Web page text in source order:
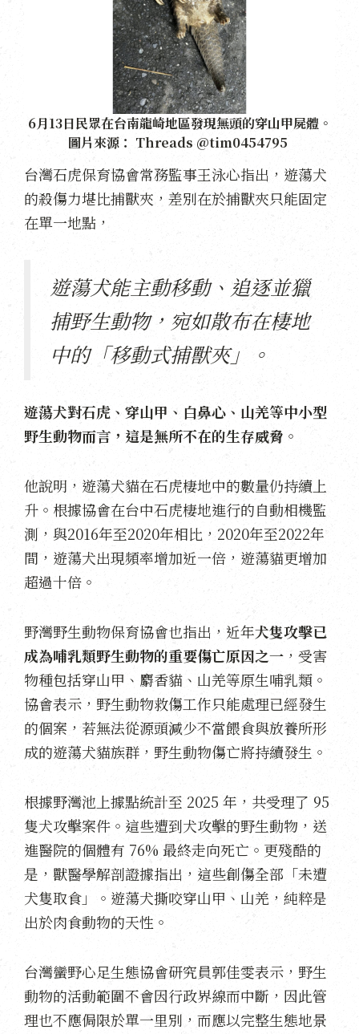
6月13日民眾在台南龍崎地區發現無頭的穿山甲屍體。
圖片來源： Threads @tim0454795
台灣石虎保育協會常務監事王泳心指出，遊蕩犬
的殺傷力堪比捕獸夾，差別在於捕獸夾只能固定
在單一地點，
遊蕩犬能主動移動、追逐並獵
捕野生動物，宛如散布在棲地
中的「移動式捕獸夾」。
遊蕩犬對石虎、穿山甲、白鼻心、山羌等中小型
野生動物而言，這是無所不在的生存威脅 。
他說明，遊蕩犬貓在石虎棲地中的數量仍持續上
升。根據協會在台中石虎棲地進行的自動相機監
測，與2016年至2020年相比，2020年至2022年
間，遊蕩犬出現頻率增加近一倍，遊蕩貓更增加
超過十倍。
野灣野生動物保育協會也指出，近年犬隻攻擊已
成為哺乳類野生動物的重要傷亡原因之一 ，受害
物種包括穿山甲、麝香貓、山羌等原生哺乳類。
協會表示，野生動物救傷工作只能處理已經發生
的個案，若無法從源頭減少不當餵食與放養所形
成的遊蕩犬貓族群，野生動物傷亡將持續發生。
根據野灣池上據點統計至 2025 年，共受理了 95
隻犬攻擊案件。這些遭到犬攻擊的野生動物，送
進醫院的個體有 76% 最終走向死亡。更殘酷的
是，獸醫學解剖證據指出，這些創傷全部「未遭
犬隻取食」。遊蕩犬撕咬穿山甲、山羌，純粹是
出於肉食動物的天性。
台灣蠻野心足生態協會研究員郭佳雯表示，野生
動物的活動範圍不會因行政界線而中斷，因此管
理也不應侷限於單一里別，而應以完整生態地景